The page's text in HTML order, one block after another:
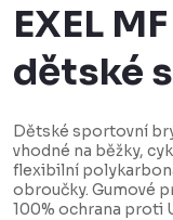
EXEL
dětské
Dětské sportovní
vhodné na běžky,
flexibilní
obroučky. Gumové
100% ochrana proti